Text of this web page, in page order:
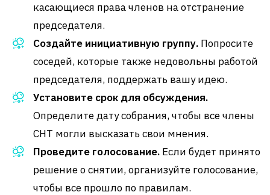
касающиеся права членов на отстранение
председателя.
Создайте инициативную группу. Попросите
соседей, которые также недовольны работой
председателя, поддержать вашу идею.
Установите срок для обсуждения.
Определите дату собрания, чтобы все члены
СНТ могли высказать свои мнения.
Проведите голосование. Если будет принято
решение о снятии, организуйте голосование,
чтобы все прошло по правилам.